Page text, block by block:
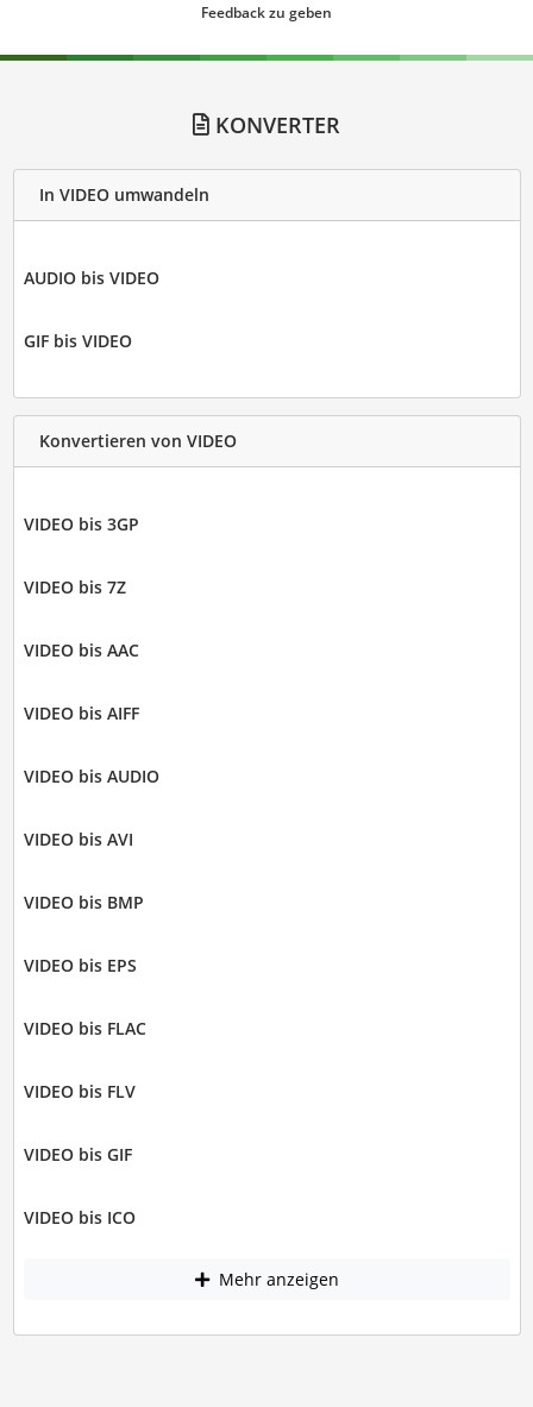
Feedback zu geben
KONVERTER
In VIDEO umwandeln
AUDIO bis VIDEO
GIF bis VIDEO
Konvertieren von VIDEO
VIDEO bis 3GP
VIDEO bis 7Z
VIDEO bis AAC
VIDEO bis AIFF
VIDEO bis AUDIO
VIDEO bis AVI
VIDEO bis BMP
VIDEO bis EPS
VIDEO bis FLAC
VIDEO bis FLV
VIDEO bis GIF
VIDEO bis ICO
Mehr anzeigen